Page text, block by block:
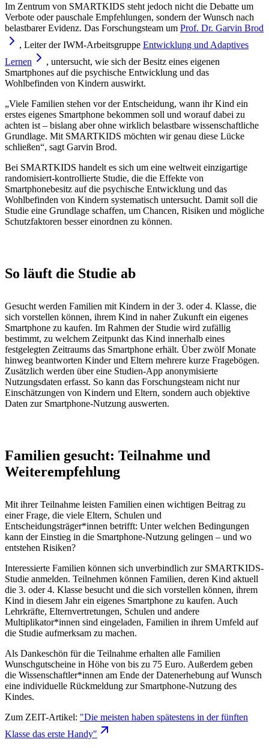
Im Zentrum von SMARTKIDS steht jedoch nicht die Debatte um
Verbote oder pauschale Empfehlungen, sondern der Wunsch nach
belastbarer Evidenz. Das Forschungsteam um Prof. Dr. Garvin Brod
, Leiter der IWM-Arbeitsgruppe Entwicklung und Adaptives
Lernen
, untersucht, wie sich der Besitz eines eigenen
Smartphones auf die psychische Entwicklung und das
Wohlbefinden von Kindern auswirkt.
„Viele Familien stehen vor der Entscheidung, wann ihr Kind ein
erstes eigenes Smartphone bekommen soll und worauf dabei zu
achten ist – bislang aber ohne wirklich belastbare wissenschaftliche
Grundlage. Mit SMARTKIDS möchten wir genau diese Lücke
schließen“, sagt Garvin Brod.
Bei SMARTKIDS handelt es sich um eine weltweit einzigartige
randomisiert-kontrollierte Studie, die die Effekte von
Smartphonebesitz auf die psychische Entwicklung und das
Wohlbefinden von Kindern systematisch untersucht. Damit soll die
Studie eine Grundlage schaffen, um Chancen, Risiken und mögliche
Schutzfaktoren besser einordnen zu können.
So läuft die Studie ab
Gesucht werden Familien mit Kindern in der 3. oder 4. Klasse, die
sich vorstellen können, ihrem Kind in naher Zukunft ein eigenes
Smartphone zu kaufen. Im Rahmen der Studie wird zufällig
bestimmt, zu welchem Zeitpunkt das Kind innerhalb eines
festgelegten Zeitraums das Smartphone erhält. Über zwölf Monate
hinweg beantworten Kinder und Eltern mehrere kurze Fragebögen.
Zusätzlich werden über eine Studien-App anonymisierte
Nutzungsdaten erfasst. So kann das Forschungsteam nicht nur
Einschätzungen von Kindern und Eltern, sondern auch objektive
Daten zur Smartphone-Nutzung auswerten.
Familien gesucht: Teilnahme und
Weiterempfehlung
Mit ihrer Teilnahme leisten Familien einen wichtigen Beitrag zu
einer Frage, die viele Eltern, Schulen und
Entscheidungsträger*innen betrifft: Unter welchen Bedingungen
kann der Einstieg in die Smartphone-Nutzung gelingen – und wo
entstehen Risiken?
Interessierte Familien können sich unverbindlich zur SMARTKIDS-
Studie anmelden. Teilnehmen können Familien, deren Kind aktuell
die 3. oder 4. Klasse besucht und die sich vorstellen können, ihrem
Kind in diesem Jahr ein eigenes Smartphone zu kaufen. Auch
Lehrkräfte, Elternvertretungen, Schulen und andere
Multiplikator*innen sind eingeladen, Familien in ihrem Umfeld auf
die Studie aufmerksam zu machen.
Als Dankeschön für die Teilnahme erhalten alle Familien
Wunschgutscheine in Höhe von bis zu 75 Euro. Außerdem geben
die Wissenschaftler*innen am Ende der Datenerhebung auf Wunsch
eine individuelle Rückmeldung zur Smartphone-Nutzung des
Kindes.
Zum ZEIT-Artikel: "Die meisten haben spätestens in der fünften
Klasse das erste Handy"